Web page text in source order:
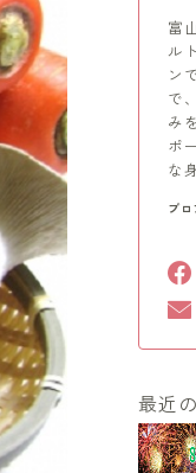
富
ル
ン
で
み
ポ
な
プ
最近